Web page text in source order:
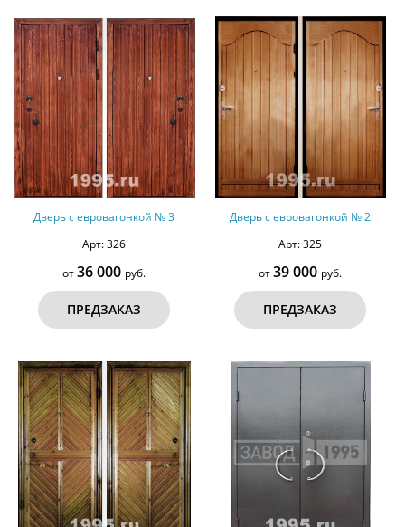
Дверь с евровагонкой № 3
Арт: 326
от36 000 руб.
ПРЕДЗАКАЗ
Дверь с евровагонкой № 2
Арт: 325
от39 000 руб.
ПРЕДЗАКАЗ